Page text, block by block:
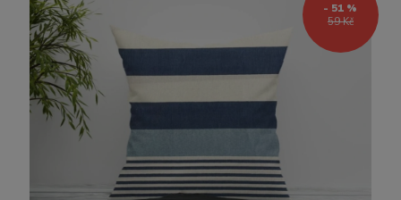
59 Kč
- 51 %